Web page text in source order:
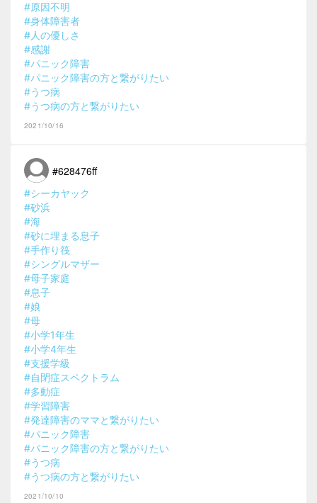
#原因不明
#身体障害者
#人の優しさ
#感謝
#パニック障害
#パニック障害の方と繋がりたい
#うつ病
#うつ病の方と繋がりたい
2021/10/16
#628476ff
#シーカヤック
#砂浜
#海
#砂に埋まる息子
#手作り筏
#シングルマザー
#母子家庭
#息子
#娘
#母
#小学1年生
#小学4年生
#支援学級
#自閉症スペクトラム
#多動症
#学習障害
#発達障害のママと繋がりたい
#パニック障害
#パニック障害の方と繋がりたい
#うつ病
#うつ病の方と繋がりたい
2021/10/10